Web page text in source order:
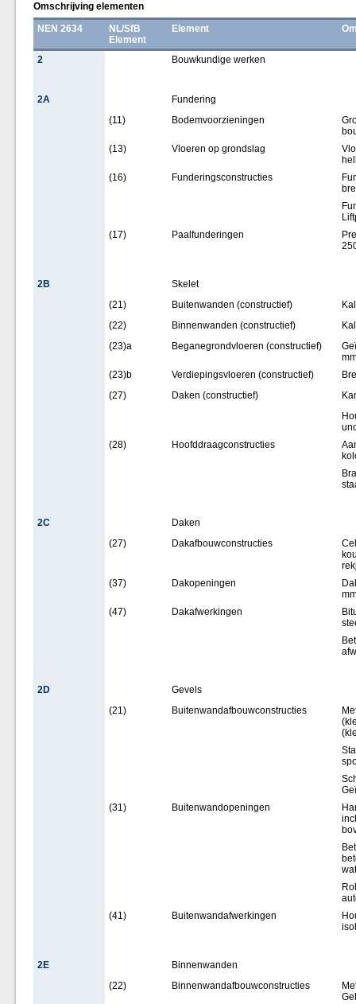
Omschrijving elementen
NEN 2634
NL/SfB
Element
Element
2 Bouwkundige werken
2A
Fundering
(11)
Bodemvoorzieningen
(13)
Vloeren op grondslag
(16)
Funderingsconstructies
(17)
Paalfunderingen
2B
Skelet
(21)
Buitenwanden (constructief)
(22)
Binnenwanden (constructief)
(23)a
Beganegrondvloeren (constructief)
(23)b
Verdiepingsvloeren (constructief)
(27)
Daken (constructief)
(28)
Hoofddraagconstructies
2C
Daken
(27)
Dakafbouwconstructies
(37)
Dakopeningen
(47)
Dakafwerkingen
2D
Gevels
(21)
Buitenwandafbouwconstructies
(31)
Buitenwandopeningen
(41)
Buitenwandafwerkingen
2E
Binnenwanden
(22)
Binnenwandafbouwconstructies